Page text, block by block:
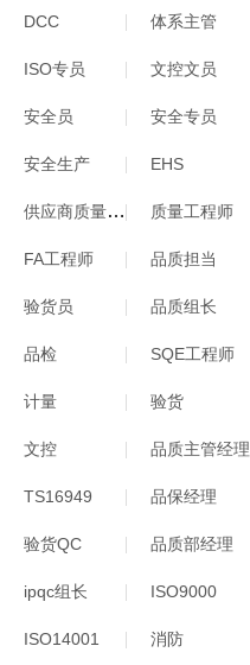
DCC 体系主管
ISO专员 文控文员
安全员 安全专员
安全生产 EHS
供应商质量工程师 质量工程师
FA工程师 品质担当
验货员 品质组长
品检 SQE工程师
计量 验货
文控 品质主管经理
TS16949 品保经理
验货QC 品质部经理
ipqc组长 ISO9000
ISO14001 消防